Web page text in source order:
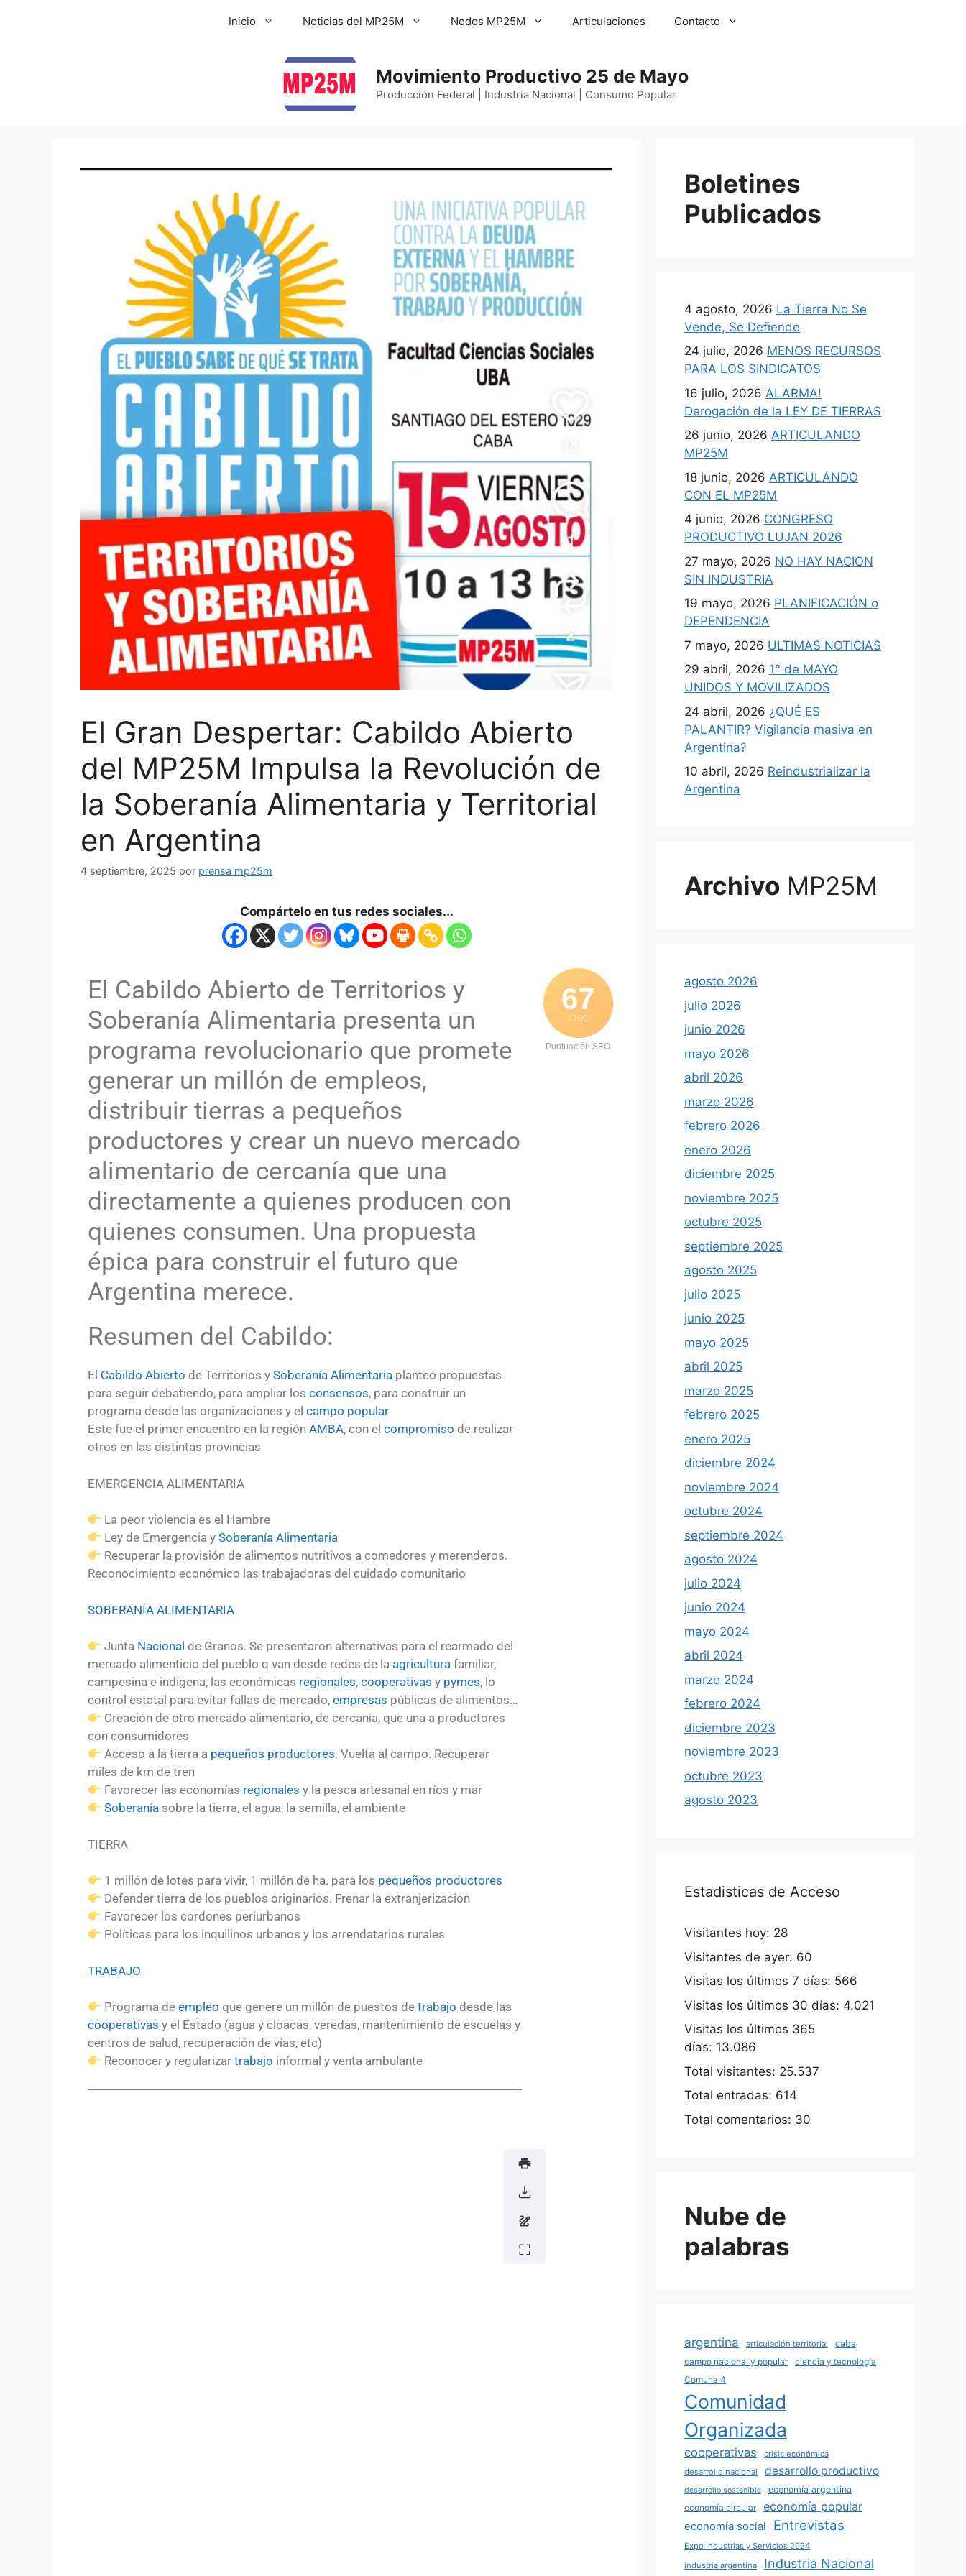
Inicio Noticias del MP25M Nodos MP25M Articulaciones Contacto
Movimiento Productivo 25 de Mayo
Producción Federal | Industria Nacional | Consumo Popular
El Gran Despertar: Cabildo Abierto
del MP25M Impulsa la Revolución de
la Soberanía Alimentaria y Territorial
en Argentina
4 septiembre, 2025 por prensa mp25m
Compártelo en tus redes sociales...
67
/ 100
Puntuación SEO
El Cabildo Abierto de Territorios y
Soberanía Alimentaria presenta un
programa revolucionario que promete
generar un millón de empleos,
distribuir tierras a pequeños
productores y crear un nuevo mercado
alimentario de cercanía que una
directamente a quienes producen con
quienes consumen. Una propuesta
épica para construir el futuro que
Argentina merece.
Resumen del Cabildo:
El Cabildo Abierto de Territorios y Soberanía Alimentaria planteó propuestas
para seguir debatiendo, para ampliar los consensos, para construir un
programa desde las organizaciones y el campo popular
Este fue el primer encuentro en la región AMBA, con el compromiso de realizar
otros en las distintas provincias
EMERGENCIA ALIMENTARIA
La peor violencia es el Hambre
Ley de Emergencia ySoberanía Alimentaria
Recuperar la provisión de alimentos nutritivos a comedores y merenderos.
Reconocimiento económico las trabajadoras del cuidado comunitario
SOBERANÍA ALIMENTARIA
Junta Nacional de Granos. Se presentaron alternativas para el rearmado del
mercado alimenticio del pueblo q van desde redes de la agricultura familiar,
campesina e indígena, las económicas regionales, cooperativas y pymes, lo
control estatal para evitar fallas de mercado, empresas públicas de alimentos…
Creación de otro mercado alimentario, de cercanía, que una a productores
con consumidores
Acceso a la tierra a pequeños productores. Vuelta al campo. Recuperar
miles de km de tren
Favorecer las economías regionales y la pesca artesanal en ríos y mar
Soberanía sobre la tierra, el agua, la semilla, el ambiente
TIERRA
1 millón de lotes para vivir, 1 millón de ha. para los pequeños productores
Defender tierra de los pueblos originarios. Frenar la extranjerizacion
Favorecer los cordones periurbanos
Políticas para los inquilinos urbanos y los arrendatarios rurales
TRABAJO
Programa deempleo que genere un millón de puestos detrabajo desde las
cooperativas y el Estado (agua y cloacas, veredas, mantenimiento de escuelas y
centros de salud, recuperación de vías, etc)
Reconocer y regularizartrabajo informal y venta ambulante
Boletines
Publicados
4 agosto, 2026 La Tierra No Se
Vende, Se Defiende
24 julio, 2026 MENOS RECURSOS
PARA LOS SINDICATOS
16 julio, 2026 ALARMA!
Derogación de la LEY DE TIERRAS
26 junio, 2026 ARTICULANDO
MP25M
18 junio, 2026 ARTICULANDO
CON EL MP25M
4 junio, 2026 CONGRESO
PRODUCTIVO LUJAN 2026
27 mayo, 2026 NO HAY NACION
SIN INDUSTRIA
19 mayo, 2026 PLANIFICACIÓN o
DEPENDENCIA
7 mayo, 2026 ULTIMAS NOTICIAS
29 abril, 2026 1° de MAYO
UNIDOS Y MOVILIZADOS
24 abril, 2026 ¿QUÉ ES
PALANTIR? Vigilancia masiva en
Argentina?
10 abril, 2026 Reindustrializar la
Argentina
Archivo MP25M
agosto 2026
julio 2026
junio 2026
mayo 2026
abril 2026
marzo 2026
febrero 2026
enero 2026
diciembre 2025
noviembre 2025
octubre 2025
septiembre 2025
agosto 2025
julio 2025
junio 2025
mayo 2025
abril 2025
marzo 2025
febrero 2025
enero 2025
diciembre 2024
noviembre 2024
octubre 2024
septiembre 2024
agosto 2024
julio 2024
junio 2024
mayo 2024
abril 2024
marzo 2024
febrero 2024
diciembre 2023
noviembre 2023
octubre 2023
agosto 2023
Estadisticas de Acceso
Visitantes hoy: 28
Visitantes de ayer: 60
Visitas los últimos 7 días: 566
Visitas los últimos 30 días: 4.021
Visitas los últimos 365
días: 13.086
Total visitantes: 25.537
Total entradas: 614
Total comentarios: 30
Nube de
palabras
argentina articulación territorial
caba
campo nacional y popular
ciencia y tecnología
Comuna 4
Comunidad
Organizada
cooperativas
crisis económica
desarrollo nacional
desarrollo productivo
desarrollo sostenible
economía argentina
economía circular
economía popular
economía social Entrevistas
Expo Industrias y Servicios 2024
industria argentina
Industria Nacional